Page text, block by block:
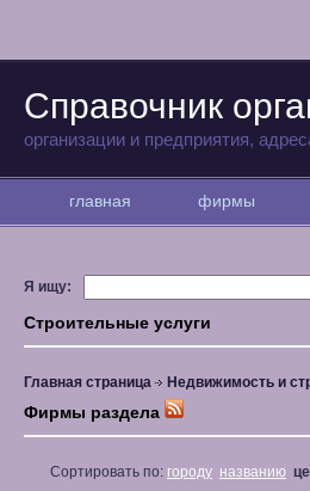
Справочник
организации и предприятия,
главная фирмы
Я ищу:
Строительные услуги
Главная страница Недвижимость и
Фирмы раздела
Сортировать по: городу названию